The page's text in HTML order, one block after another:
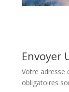
Envoyer
Votre adresse
obligatoires